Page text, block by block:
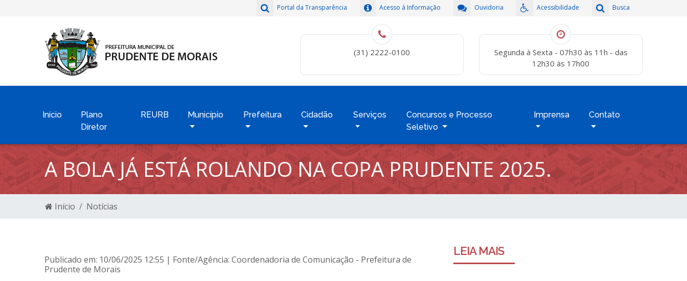
Busca
Acessibilidade
Ouvidoria
Acesso à Informação
Portal da Transparência
(31) 2222-0100
Segunda à Sexta - 07h30 às 11h - das
12h30 às 17h00
Início
Plano
Diretor
REURB Município Prefeitura Cidadão Serviços
Concursos e Processo
Seletivo
Imprensa Contato
A BOLA JÁ ESTÁ ROLANDO NA COPA PRUDENTE 2025.
Início Notícias
Publicado em: 10/06/2025 12:55 | Fonte/Agência: Coordenadoria de Comunicação - Prefeitura de
Prudente de Morais
LEIA MAIS